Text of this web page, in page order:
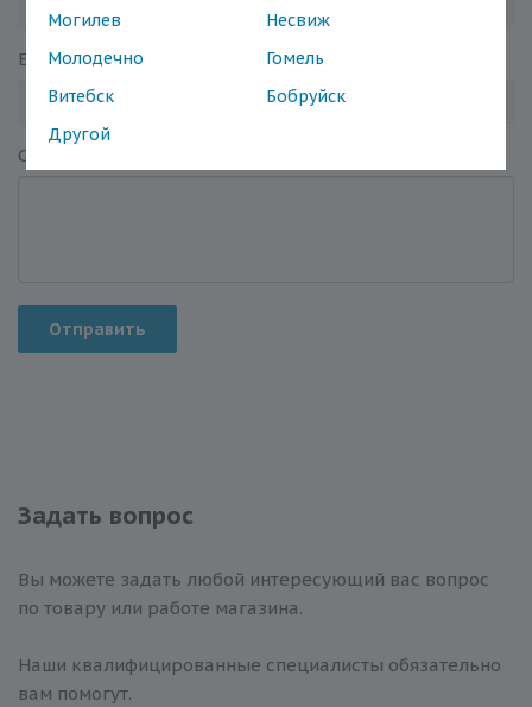
Могилев
Несвиж
Молодечно
Гомель
Витебск
Бобруйск
Другой
Email*
Отзыв
Отправить
Задать вопрос
Вы можете задать любой интересующий вас вопрос
по товару или работе магазина.
Наши квалифицированные специалисты обязательно
вам помогут.